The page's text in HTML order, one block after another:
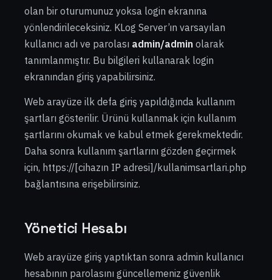
olan bir oturumunuz yoksa login ekranına
yönlendirileceksiniz. KLog Server’ın varsayılan
kullanıcı adı ve parolası admin/admin olarak
tanımlanmıştır. Bu bilgileri kullanarak login
ekranından giriş yapabilirsiniz.
Web arayüze ilk defa giriş yapıldığında kullanım
şartları gösterilir. Ürünü kullanmak için kullanım
şartlarını okumak ve kabul etmek gerekmektedir.
Daha sonra kullanım şartlarını gözden geçirmek
için, https://[cihazın IP adresi]/kullanimsartlari.php
bağlantısına erişebilirsiniz.
Yönetici Hesabı
Web arayüze giriş yaptıktan sonra admin kullanıcı
hesabının parolasını güncellemeniz güvenlik